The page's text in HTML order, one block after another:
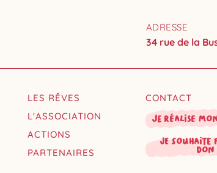
ADRESSE
34 rue de la
LES RÊVES
L'ASSOCIATION
ACTIONS
PARTENAIRES
CONTACT
Je réalise
je souhaite
don